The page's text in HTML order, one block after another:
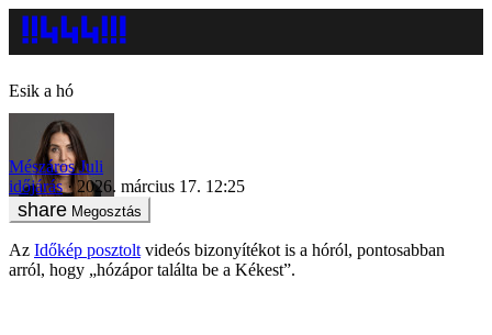
Esik a hó
Mészáros Juli
időjárás
2026. március 17. 12:25
Megosztás
Az Időkép posztolt videós bizonyítékot is a hóról, pontosabban
arról, hogy „hózápor találta be a Kékest”.